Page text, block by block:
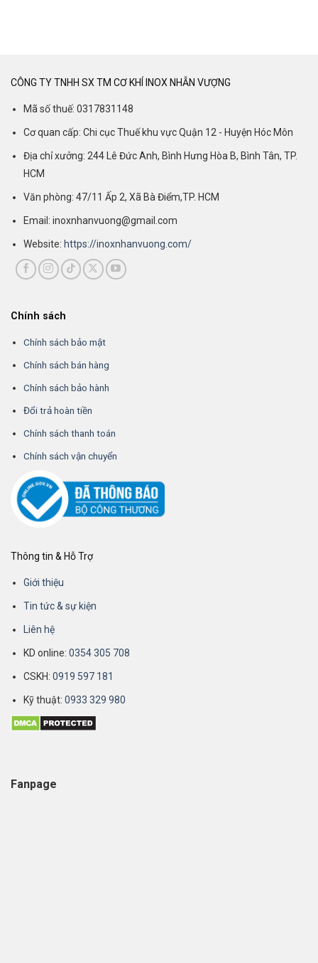
CÔNG TY TNHH SX TM CƠ KHÍ INOX NHẪN VƯỢNG
Mã số thuế: 0317831148
Cơ quan cấp: Chi cục Thuế khu vực Quận 12 - Huyện Hóc Môn
Địa chỉ xưởng: 244 Lê Đức Anh, Bình Hưng Hòa B, Bình Tân, TP.
HCM
Văn phòng: 47/11 Ấp 2, Xã Bà Điểm,TP. HCM
Email: inoxnhanvuong@gmail.com
Website: https://inoxnhanvuong.com/
Chính sách
Chính sách bảo mật
Chính sách bán hàng
Chính sách bảo hành
Đổi trả hoàn tiền
Chính sách thanh toán
Chính sách vận chuyển
Thông tin & Hỗ Trợ
Giới thiệu
Tin tức & sự kiện
Liên hệ
KD online:0354 305 708
CSKH: 0919 597 181
Kỹ thuật:0933 329 980
Fanpage